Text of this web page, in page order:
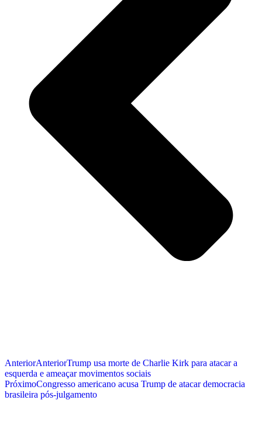
AnteriorAnteriorTrump usa morte de Charlie Kirk para atacar a
esquerda e ameaçar movimentos sociais
PróximoCongresso americano acusa Trump de atacar democracia
brasileira pós-julgamento